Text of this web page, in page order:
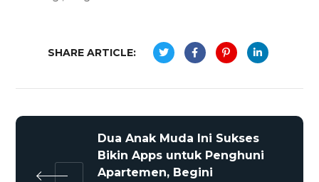
SHARE ARTICLE:
Dua Anak Muda Ini Sukses
Bikin Apps untuk Penghuni
Apartemen, Begini